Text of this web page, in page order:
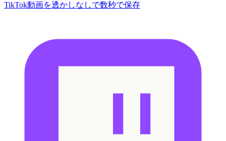
TikTok動画を透かしなしで数秒で保存